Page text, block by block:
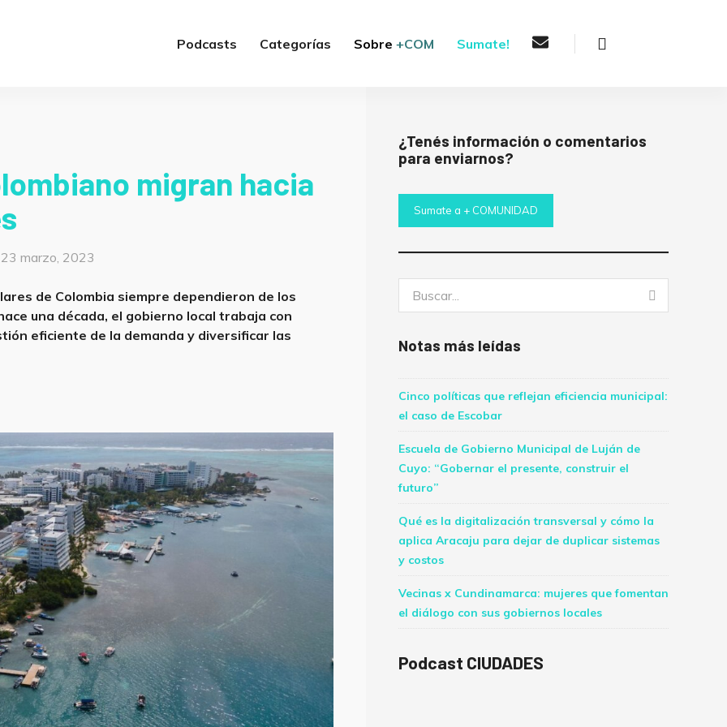
Podcasts Categorías Sobre +COM Sumate!
migran hacia
Posted
23 marzo, 2023
de Colombia siempre dependieron de los
una década, el gobierno local trabaja con
eficiente de la demanda y diversificar las
¿Tenés información o comentarios
para enviarnos?
Sumate a + COMUNIDAD
Notas más leídas
Cinco políticas que reflejan eficiencia municipal:
el caso de Escobar
Escuela de Gobierno Municipal de Luján de
Cuyo: “Gobernar el presente, construir el
futuro”
Qué es la digitalización transversal y cómo la
aplica Aracaju para dejar de duplicar sistemas
y costos
Vecinas x Cundinamarca: mujeres que fomentan
el diálogo con sus gobiernos locales
Podcast CIUDADES